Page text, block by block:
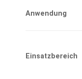
Anwendung
Einsatzbereich